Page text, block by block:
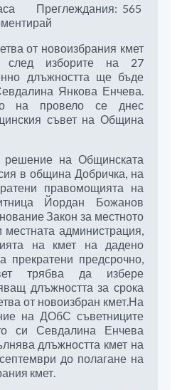
Преглеждания: 565
от новоизбрания кмет
изборите на 27
длъжността ще бъде
Янкова Енчева.
на провело се днес
съвет на Община
на Общинската
в община Добричка, на
правомощията на
Йордан Божанов
Закон за местното
администрация,
на кмет на дадено
прекратени предсрочно,
трябва да избере
длъжността за срока
от новоизбран кмет.На
на ДОбС съветниците
си Севдалина Енчева
длъжността кмет на
до полагане на
кмет.